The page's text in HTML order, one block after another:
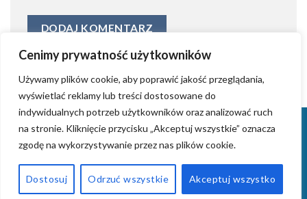
Cenimy prywatność użytkowników
Używamy plików cookie, aby poprawić jakość przeglądania,
wyświetlać reklamy lub treści dostosowane do
indywidualnych potrzeb użytkowników oraz analizować ruch
na stronie. Kliknięcie przycisku „Akceptuj wszystkie” oznacza
zgodę na wykorzystywanie przez nas plików cookie.
Dostosuj Odrzuć wszystkie Akceptuj wszystko
TWORZENIE STRON INTERNETOWYCH (WORDPRESS)
ZROBIMY REKLAMĘ
WPROWADZANIE FIRM NA RYNKI ZAGRANICZNE
2026 ©AIDWAY